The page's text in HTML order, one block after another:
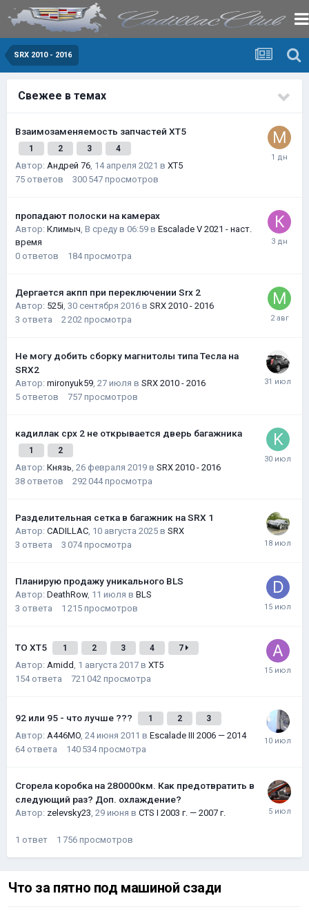
SRX 2010 - 2016
Свежее в темах
Взаимозаменяемость запчастей XT5
1 2 3 4
Автор: Андрей 76, 14 апреля 2021 в XT5
75 ответов 300 547 просмотров
пропадают полоски на камерах
Автор: Климыч, В среду в 06:59 в Escalade V 2021 - наст.
время
0 ответов 184 просмотра
Дергается акпп при переключении Srx 2
Автор: 525i, 30 сентября 2016 в SRX 2010 - 2016
3 ответа 2 202 просмотра
Не могу добить сборку магнитолы типа Тесла на
SRX2
Автор: mironyuk59, 27 июля в SRX 2010 - 2016
5 ответов 757 просмотров
кадиллак срх 2 не открывается дверь багажника
1 2
Автор: Князь, 26 февраля 2019 в SRX 2010 - 2016
38 ответов 292 044 просмотра
Разделительная сетка в багажник на SRX 1
Автор: CADILLAC, 10 августа 2025 в SRX
3 ответа 3 074 просмотра
Планирую продажу уникального BLS
Автор: DeathRow, 11 июля в BLS
3 ответа 1 215 просмотров
ТО XT5 1 2 3 4 7
Автор: Amidd, 1 августа 2017 в XT5
154 ответа 721 042 просмотра
92 или 95 - что лучше ??? 1 2 3
Автор: A446MO, 24 июня 2011 в Escalade III 2006 — 2014
64 ответа 140 534 просмотра
Сгорела коробка на 280000км. Как предотвратить в
следующий раз? Доп. охлаждение?
Автор: zelevsky23, 29 июня в CTS I 2003 г. — 2007 г.
1 ответ 1 756 просмотров
Что за пятно под машиной сзади